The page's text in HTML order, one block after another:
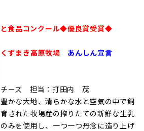
食品コンクール◆優良賞受賞◆
くずまき高原牧場 あんしん宣言
チーズ 担当：打田内 茂
豊かな大地、清らかな水と空気の中で飼
育された牧場産の搾りたての新鮮な生乳
のみを使用し、一つ一つ丹念に造り上げ